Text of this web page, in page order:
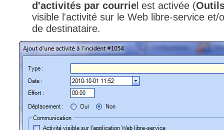
d'activités par courrie l est activée (
visible l'activité sur le Web libre-service
de destinataire.